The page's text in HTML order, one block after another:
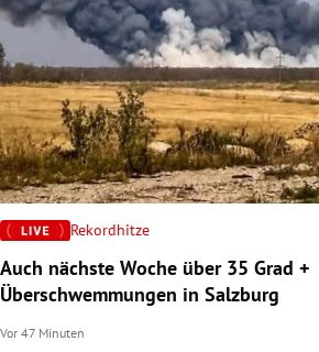
Untermenü
Untermenü
Untermenü
Rekordhitze
Auch nächste Woche über 35 Grad +
Überschwemmungen in Salzburg
Vor 47 Minuten